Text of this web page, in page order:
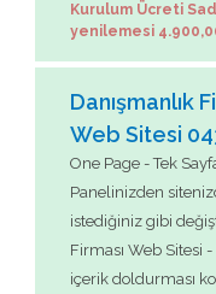
Kurulum Ücreti
yenilemesi
Danışmanlık
Web Sitesi
One Page - Tek
Panelinizden
istediğiniz gibi
Firması Web Sitesi
içerik doldurması